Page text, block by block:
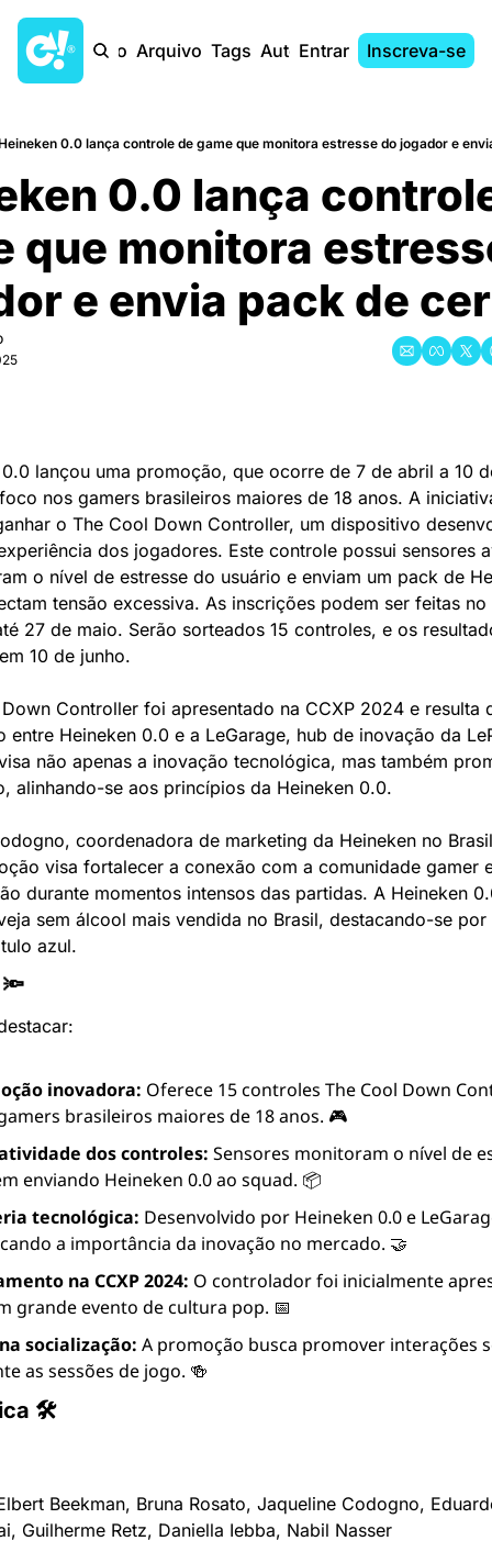
Início Arquivo Tags AutoresEntrar Inscreva-se
0.0 lança controle de game que monitora estresse do jogador e
0.0 lança
que monitora
e envia pack de
lançou uma promoção, que ocorre de 7 de abril a 10
nos gamers brasileiros maiores de 18 anos. A
o The Cool Down Controller, um dispositivo
dos jogadores. Este controle possui sensores
o nível de estresse do usuário e enviam um pack de
tensão excessiva. As inscrições podem ser feitas no
27 de maio. Serão sorteados 15 controles, e os
10 de junho.
Controller foi apresentado na CCXP 2024 e resulta
entre Heineken 0.0 e a LeGarage, hub de inovação da
não apenas a inovação tecnológica, mas também
alinhando-se aos princípios da Heineken 0.0.
coordenadora de marketing da Heineken no
visa fortalecer a conexão com a comunidade gamer
durante momentos intensos das partidas. A Heineken
sem álcool mais vendida no Brasil, destacando-se por
azul.
inovadora: Oferece 15 controles The Cool Down
brasileiros maiores de 18 anos. 🎮
dos controles: Sensores monitoram o nível de
enviando Heineken 0.0 ao squad. 📦
tecnológica: Desenvolvido por Heineken 0.0 e
a importância da inovação no mercado. 🤝
na CCXP 2024: O controlador foi inicialmente
grande evento de cultura pop. 📅
socialização: A promoção busca promover interações
as sessões de jogo. 🍻
🛠
Beekman, Bruna Rosato, Jaqueline Codogno,
Guilherme Retz, Daniella Iebba, Nabil Nasser